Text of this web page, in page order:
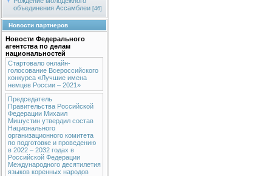
объединения Ассамблеи [46]
Новости партнеров
Новости Федерального
агентства по делам
национальностей
Стартовало онлайн-
голосование Всероссийского
конкурса «Лучшие имена
немцев России – 2021»
Председатель
Правительства Российской
Федерации Михаил
Мишустин утвердил состав
Национального
организационного комитета
по подготовке и проведению
в 2022 – 2032 годах в
Российской Федерации
Международного десятилетия
языков коренных народов